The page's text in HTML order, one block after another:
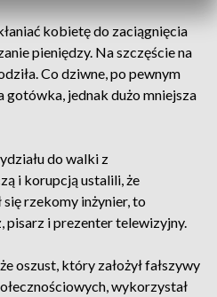
kobietę do zaciągnięcia
pieniędzy. Na szczęście na
Co dziwne, po pewnym
gotówka, jednak dużo mniejsza
do walki z
i korupcją ustalili, że
rzekomy inżynier, to
pisarz i prezenter telewizyjny.
oszust, który założył fałszywy
wykorzystał